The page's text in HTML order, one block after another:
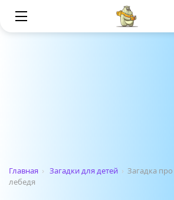
Главная › Загадки для детей › Загадка про
лебедя